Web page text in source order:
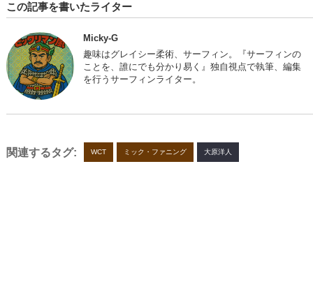
この記事を書いたライター
Micky-G
趣味はグレイシー柔術、サーフィン。『サーフィンの
ことを、誰にでも分かり易く』独自視点で執筆、編集
を行うサーフィンライター。
関連するタグ: WCT ミック・ファニング 大原洋人